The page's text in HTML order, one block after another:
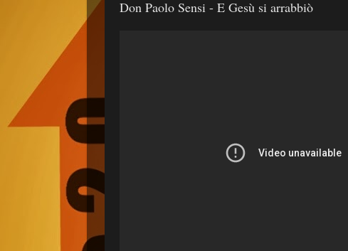
Don Paolo Sensi - E Gesù si arrabbiò